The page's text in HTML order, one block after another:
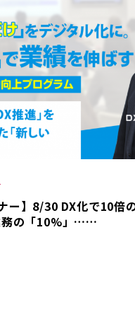
ー】8/30 DX化で10倍
務の「10%」……